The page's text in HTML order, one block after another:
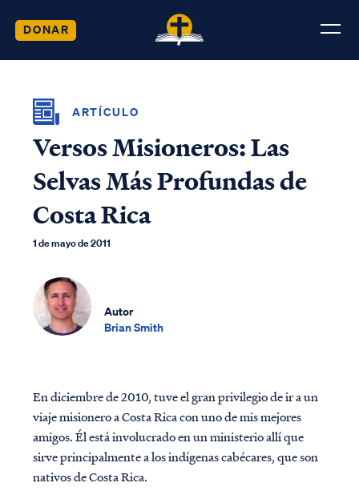
DONAR
ARTÍCULO
Versos Misioneros: Las
Selvas Más Profundas de
Costa Rica
1 de mayo de 2011
Autor
Brian Smith
En diciembre de 2010, tuve el gran privilegio de ir a un
viaje misionero a Costa Rica con uno de mis mejores
amigos. Él está involucrado en un ministerio allí que
sirve principalmente a los indígenas cabécares, que son
nativos de Costa Rica.